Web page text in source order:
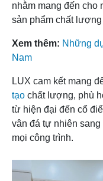
nhằm mang đến
sản phẩm chất
Xem thêm: Những
Nam
LUX cam kết mang
tạo chất lượng, phù
từ hiện đại đến cổ
vân đá tự nhiên
mọi công trình.